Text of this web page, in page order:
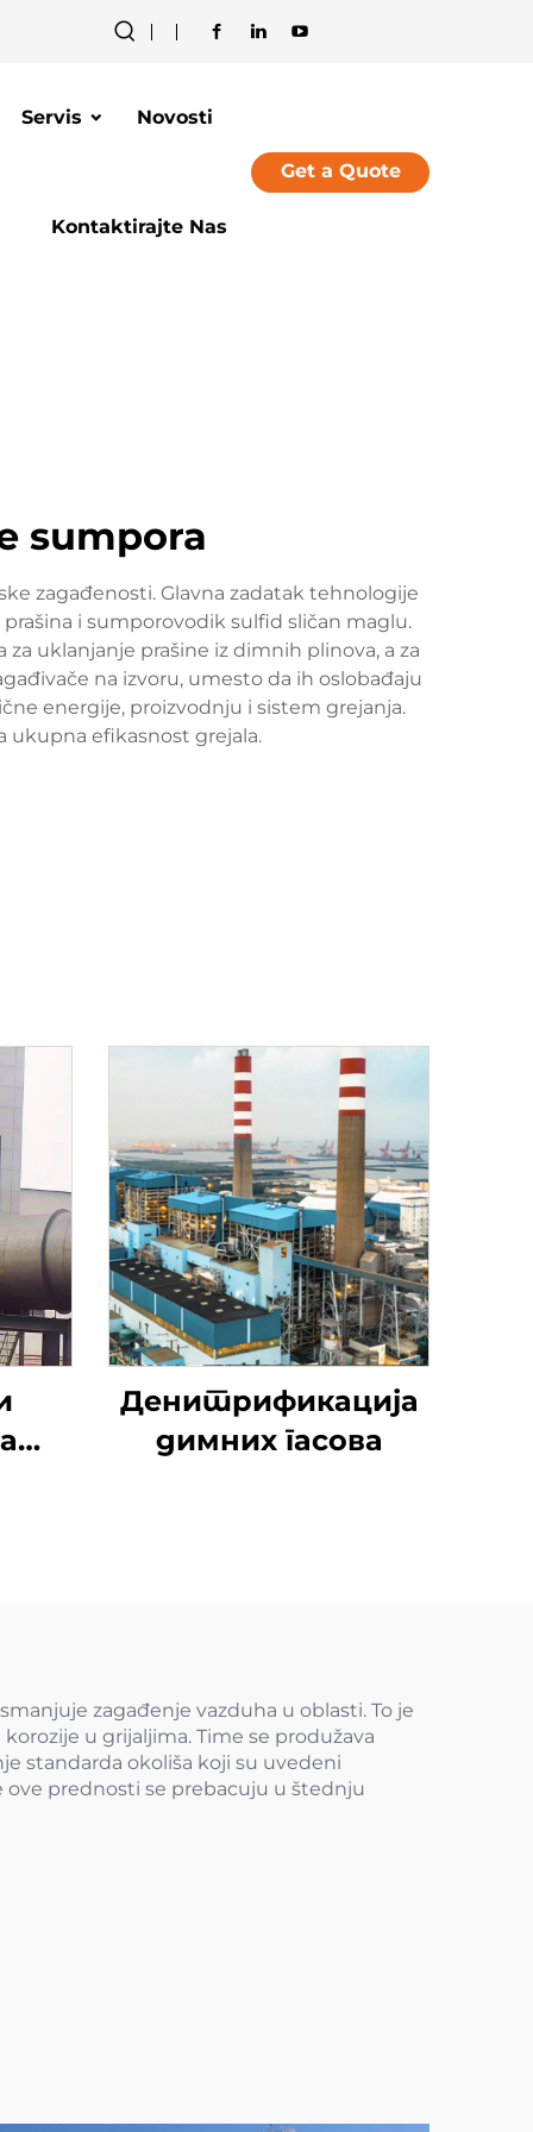
Servis Novosti
Kontaktirajte Nas
Get a Quote
sumpora
zagađenosti. Glavna zadatak tehnologije
i sumporovodik sulfid sličan maglu.
uklanjanje prašine iz dimnih plinova, a za
na izvoru, umesto da ih oslobađaju
energije, proizvodnju i sistem grejanja.
ukupna efikasnost grejala.
Денитрификација
димних гасова
zagađenje vazduha u oblasti. To je
u grijaljima. Time se produžava
standarda okoliša koji su uvedeni
ove prednosti se prebacuju u štednju